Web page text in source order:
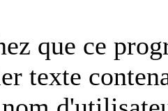
que ce
texte